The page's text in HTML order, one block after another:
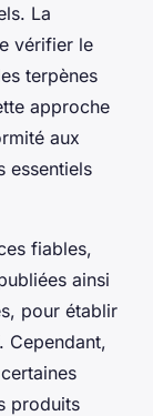
La
vérifier le
terpènes
approche
aux
essentiels
fiables,
ainsi
pour établir
Cependant,
produits